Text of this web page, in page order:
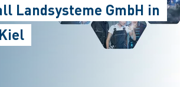
Landsysteme GmbH in